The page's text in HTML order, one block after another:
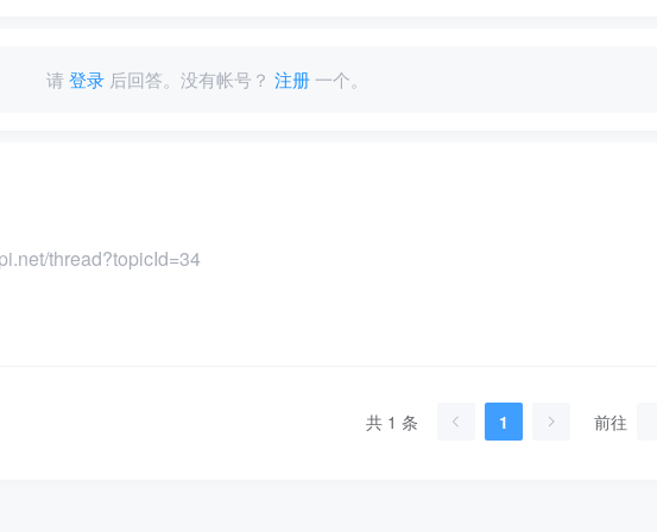
请登录后回答。没有帐号？ 注册一个。
thread?topicId=34
共 1 条 1 前往